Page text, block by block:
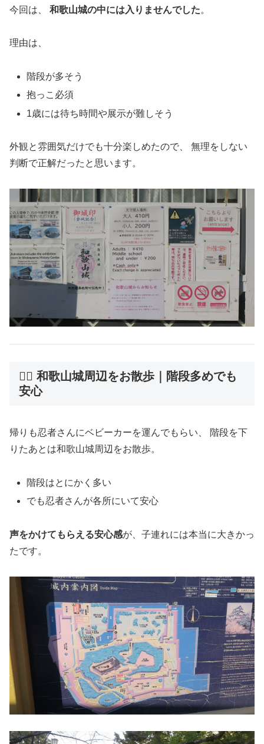
今回は、 和歌山城の中には入りませんでした。
理由は、
階段が多そう
抱っこ必須
1歳には待ち時間や展示が難しそう
外観と雰囲気だけでも十分楽しめたので、 無理をしない
判断で正解だったと思います。
🚶‍♀️ 和歌山城周辺をお散歩｜階段多めでも
安心
帰りも忍者さんにベビーカーを運んでもらい、 階段を下
りたあとは和歌山城周辺をお散歩。
階段はとにかく多い
でも忍者さんが各所にいて安心
声をかけてもらえる安心感が、子連れには本当に大きかっ
たです。